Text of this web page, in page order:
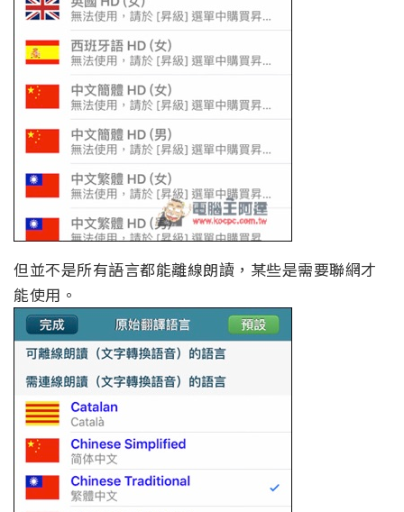
但並不是所有語言都能離線朗讀，某些是需要聯網才
能使用。